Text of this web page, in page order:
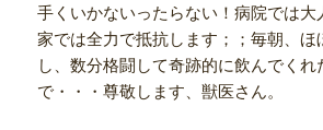
手くいかないったらない！病院では大
家では全力で抵抗します；；毎朝、ほ
し、数分格闘して奇跡的に飲んでく
で・・・尊敬します、獣医さん。